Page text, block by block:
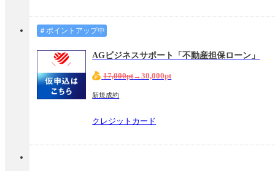
＃ポイントアップ中
AGビジネスサポート「不動産担保ローン」
17,000pt→30,000pt
新規成約
クレジットカード